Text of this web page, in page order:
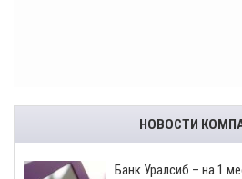
НОВОСТИ
Банк Уралсиб – на 1